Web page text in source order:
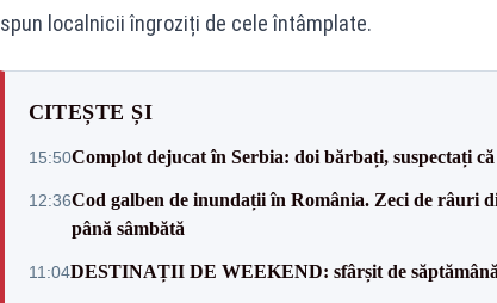
spun localnicii îngroziți de cele întâmplate.
CITEȘTE ȘI
15:50Complot dejucat în Serbia: doi bărbați, suspectați
12:36Cod galben de inundații în România. Zeci de râuri
până sâmbătă
11:04DESTINAȚII DE WEEKEND: sfârșit de